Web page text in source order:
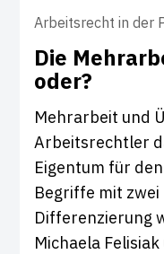
Arbeitsrecht in der
Die
oder?
Mehrarbeit und
Arbeitsrechtler
Eigentum für
Begriffe mit zwei
Differenzierung
Michaela